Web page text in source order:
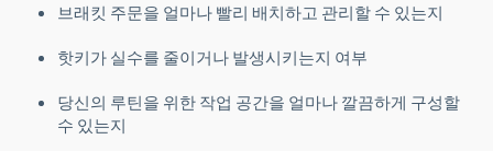
브래킷 주문을 얼마나 빨리 배치하고 관리할 수 있는지
핫키가 실수를 줄이거나 발생시키는지 여부
당신의 루틴을 위한 작업 공간을 얼마나 깔끔하게 구성할
수 있는지